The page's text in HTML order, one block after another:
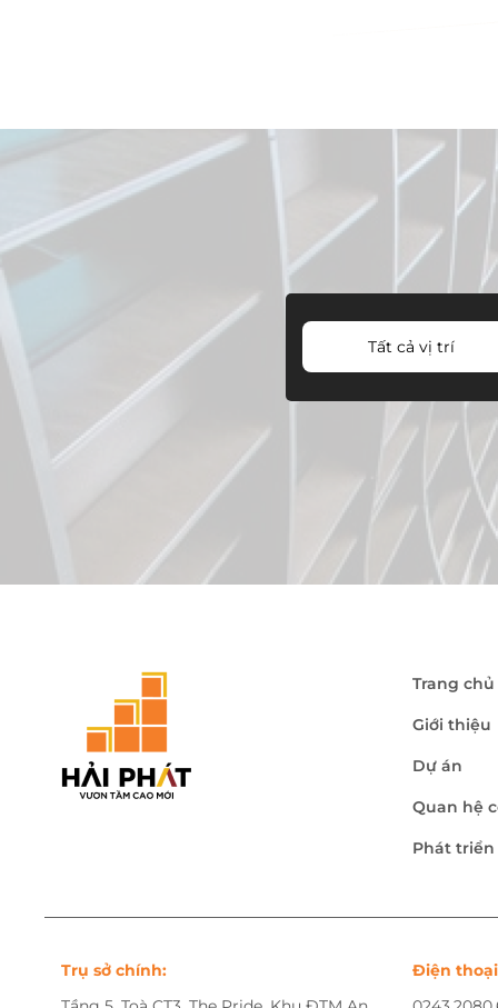
Tất cả vị trí
Trang chủ
Giới thiệu
Dự án
Quan hệ
Phát
Trụ sở chính:
Điện